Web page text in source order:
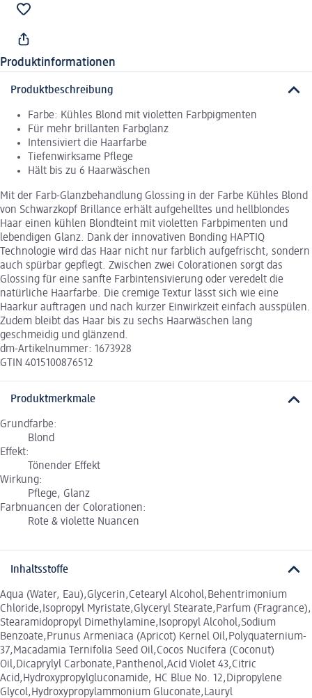
Produktinformationen
Produktbeschreibung
Farbe: Kühles Blond mit violetten Farbpigmenten
Für mehr brillanten Farbglanz
Intensiviert die Haarfarbe
Tiefenwirksame Pflege
Hält bis zu 6 Haarwäschen
Mit der Farb-Glanzbehandlung Glossing in der Farbe Kühles Blond
von Schwarzkopf Brillance erhält aufgehelltes und hellblondes
Haar einen kühlen Blondteint mit violetten Farbpimenten und
lebendigen Glanz. Dank der innovativen Bonding HAPTIQ
Technologie wird das Haar nicht nur farblich aufgefrischt, sondern
auch spürbar gepflegt. Zwischen zwei Colorationen sorgt das
Glossing für eine sanfte Farbintensivierung oder veredelt die
natürliche Haarfarbe. Die cremige Textur lässt sich wie eine
Haarkur auftragen und nach kurzer Einwirkzeit einfach ausspülen.
Zudem bleibt das Haar bis zu sechs Haarwäschen lang
geschmeidig und glänzend.
dm-Artikelnummer: 1673928
GTIN 4015100876512
Produktmerkmale
Grundfarbe:
Blond
Effekt:
Tönender Effekt
Wirkung:
Pflege, Glanz
Farbnuancen der Colorationen:
Rote & violette Nuancen
Inhaltsstoffe
Aqua (Water, Eau),Glycerin,Cetearyl Alcohol,Behentrimonium
Chloride,Isopropyl Myristate,Glyceryl Stearate,Parfum (Fragrance),
Stearamidopropyl Dimethylamine,Isopropyl Alcohol,Sodium
Benzoate,Prunus Armeniaca (Apricot) Kernel Oil,Polyquaternium-
37,Macadamia Ternifolia Seed Oil,Cocos Nucifera (Coconut)
Oil,Dicaprylyl Carbonate,Panthenol,Acid Violet 43,Citric
Acid,Hydroxypropylgluconamide, HC Blue No. 12,Dipropylene
Glycol,Hydroxypropylammonium Gluconate,Lauryl